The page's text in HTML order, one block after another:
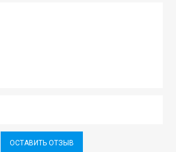
ОСТАВИТЬ ОТЗЫВ